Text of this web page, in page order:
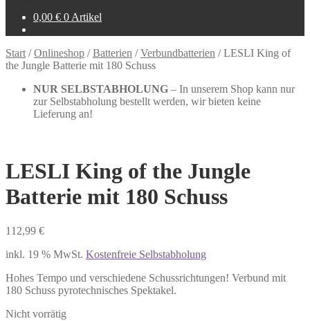
0,00 € 0 Artikel
Start /Onlineshop /Batterien /Verbundbatterien /LESLI King of
the Jungle Batterie mit 180 Schuss
NUR SELBSTABHOLUNG – In unserem Shop kann nur
zur Selbstabholung bestellt werden, wir bieten keine
Lieferung an!
LESLI King of the Jungle
Batterie mit 180 Schuss
112,99 €
inkl. 19 % MwSt. Kostenfreie Selbstabholung
Hohes Tempo und verschiedene Schussrichtungen! Verbund mit
180 Schuss pyrotechnisches Spektakel.
Nicht vorrätig